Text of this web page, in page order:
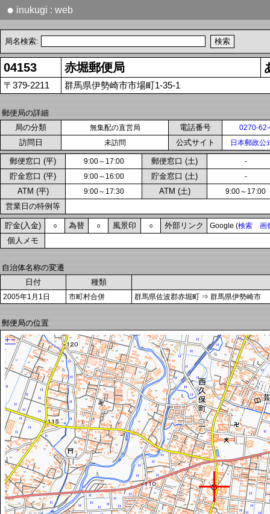
● inukugi : web
局名検索:
04153 赤堀郵便局
〒379-2211 群馬県伊勢崎市市場町1-35-1
郵便局の詳細
局の分類
無集配の直営局 電話番号 0270-
訪問日 未訪問 公式サイト 日本郵政公
郵便窓口 (平) 9:00～17:00 郵便窓口 (土) -
貯金窓口 (平) 9:00～16:00 貯金窓口 (土) -
ATM (平) 9:00～17:30 ATM (土) 9:00～17:00
営業日の特例等
貯金(入金) ○ 為替 ○ 風景印 ○ 外部リンク Google (検索 画
個人メモ
自治体名称の変遷
日付
種類
2005年1月1日 市町村合併 群馬県佐波郡赤堀町 ⇒ 群馬県伊勢崎市
郵便局の位置